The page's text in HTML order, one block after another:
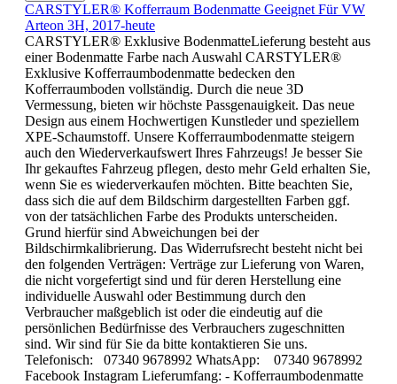
CARSTYLER® Kofferraum Bodenmatte Geeignet Für VW
Arteon 3H, 2017-heute
CARSTYLER® Exklusive BodenmatteLieferung besteht aus
einer Bodenmatte Farbe nach Auswahl CARSTYLER®
Exklusive Kofferraumbodenmatte bedecken den
Kofferraumboden vollständig. Durch die neue 3D
Vermessung, bieten wir höchste Passgenauigkeit. Das neue
Design aus einem Hochwertigen Kunstleder und speziellem
XPE-Schaumstoff. Unsere Kofferraumbodenmatte steigern
auch den Wiederverkaufswert Ihres Fahrzeugs! Je besser Sie
Ihr gekauftes Fahrzeug pflegen, desto mehr Geld erhalten Sie,
wenn Sie es wiederverkaufen möchten. Bitte beachten Sie,
dass sich die auf dem Bildschirm dargestellten Farben ggf.
von der tatsächlichen Farbe des Produkts unterscheiden.
Grund hierfür sind Abweichungen bei der
Bildschirmkalibrierung. Das Widerrufsrecht besteht nicht bei
den folgenden Verträgen: Verträge zur Lieferung von Waren,
die nicht vorgefertigt sind und für deren Herstellung eine
individuelle Auswahl oder Bestimmung durch den
Verbraucher maßgeblich ist oder die eindeutig auf die
persönlichen Bedürfnisse des Verbrauchers zugeschnitten
sind. Wir sind für Sie da bitte kontaktieren Sie uns.
Telefonisch: 07340 9678992 WhatsApp: 07340 9678992
Facebook Instagram Lieferumfang: - Kofferraumbodenmatte